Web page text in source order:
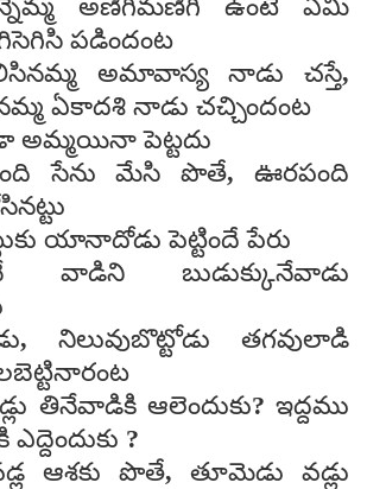
అణిగిమణిగి ఉంటే ఏమీ
పడిందంట
అమావాస్య నాడు చస్తే,
ఏకాదశి నాడు చచ్చిందంట
అమ్మయినా పెట్టదు
సేను మేసి పొతే, ఊరపంది
యానాదోడు పెట్టిందే పేరు
వాడిని బుడుక్కునేవాడు
నిలువుబొట్టోడు తగవులాడి
తినేవాడికి ఆలెందుకు? ఇద్దము
?
ఆశకు పొతే, తూమెడు వడ్లు